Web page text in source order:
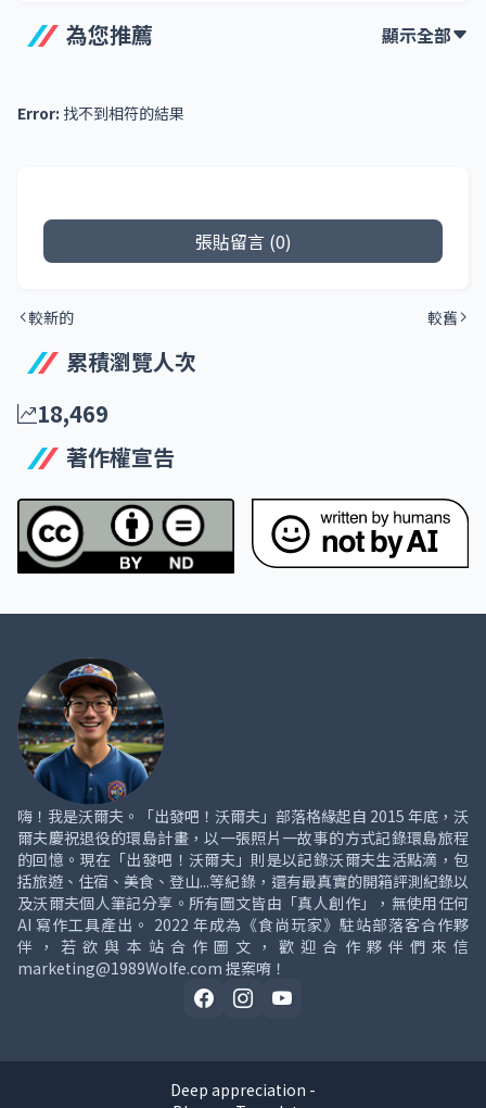
為您推薦 顯示全部
Error: 找不到相符的結果
張貼留言 (0)
較新的 較舊
累積瀏覽人次
18,469
著作權宣告
嗨！我是沃爾夫。「出發吧！沃爾夫」部落格緣起自 2015 年底，沃
爾夫慶祝退役的環島計畫，以一張照片一故事的方式記錄環島旅程
的回憶。現在「出發吧！沃爾夫」則是以記錄沃爾夫生活點滴，包
括旅遊、住宿、美食、登山...等紀錄，還有最真實的開箱評測紀錄以
及沃爾夫個人筆記分享。所有圖文皆由「真人創作」，無使用任何
AI 寫作工具產出。 2022 年成為《食尚玩家》駐站部落客合作夥
伴，若欲與本站合作圖文，歡迎合作夥伴們來信
marketing@1989Wolfe.com 提案唷！
Deep appreciation -